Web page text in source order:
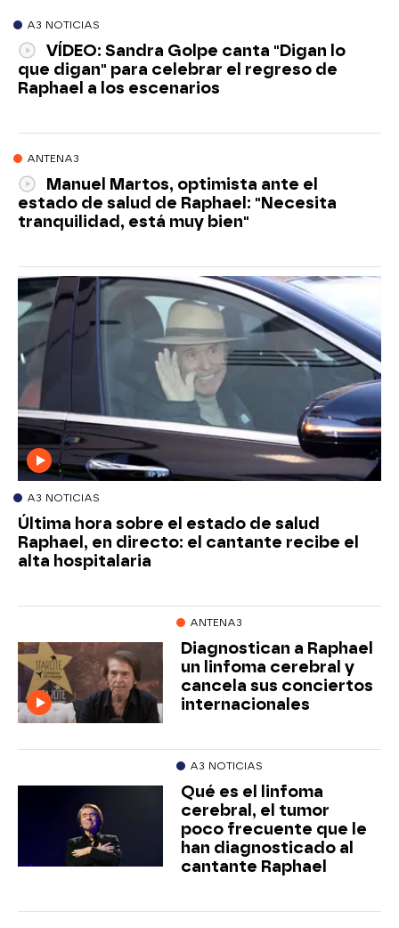
A3 NOTICIAS
VÍDEO: Sandra Golpe canta "Digan lo
que digan" para celebrar el regreso de
Raphael a los escenarios
ANTENA3
Manuel Martos, optimista ante el
estado de salud de Raphael: "Necesita
tranquilidad, está muy bien"
A3 NOTICIAS
Última hora sobre el estado de salud
Raphael, en directo: el cantante recibe el
alta hospitalaria
ANTENA3
Diagnostican a Raphael
un linfoma cerebral y
cancela sus conciertos
internacionales
A3 NOTICIAS
Qué es el linfoma
cerebral, el tumor
poco frecuente que le
han diagnosticado al
cantante Raphael